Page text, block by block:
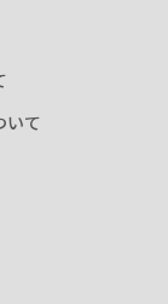
いて